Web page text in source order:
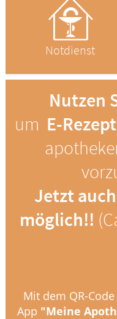
Notdienst
Nutzen
um E-
Jetzt
möglich!!
Mit dem QR-
App "Meine